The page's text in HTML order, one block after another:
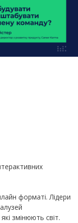
форматі. Лідери
змінюють світ.